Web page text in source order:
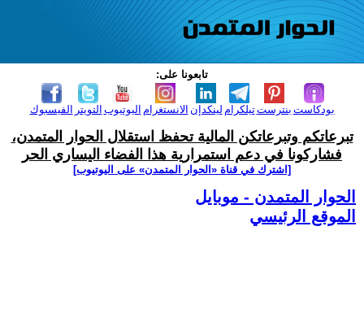
تابعونا على:
الفيسبوك التويتر اليوتيوب الانستغرام لينكدإن تيلكرامبنترست بودكاست
تبرعاتكم وتبرعاتكن المالية تحفظ استقلال الحوار المتمدن،
فشاركونا في دعم استمرارية هذا الفضاء اليساري الحر
[اشترك في قناة ‫«الحوار المتمدن» على اليوتيوب]
الحوار المتمدن - موبايل
الموقع الرئيسي